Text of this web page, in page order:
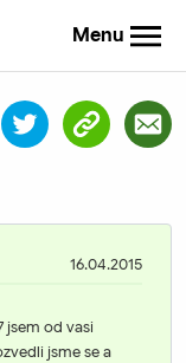
Menu
16.04.2015
jsem od vasi
jsme se a